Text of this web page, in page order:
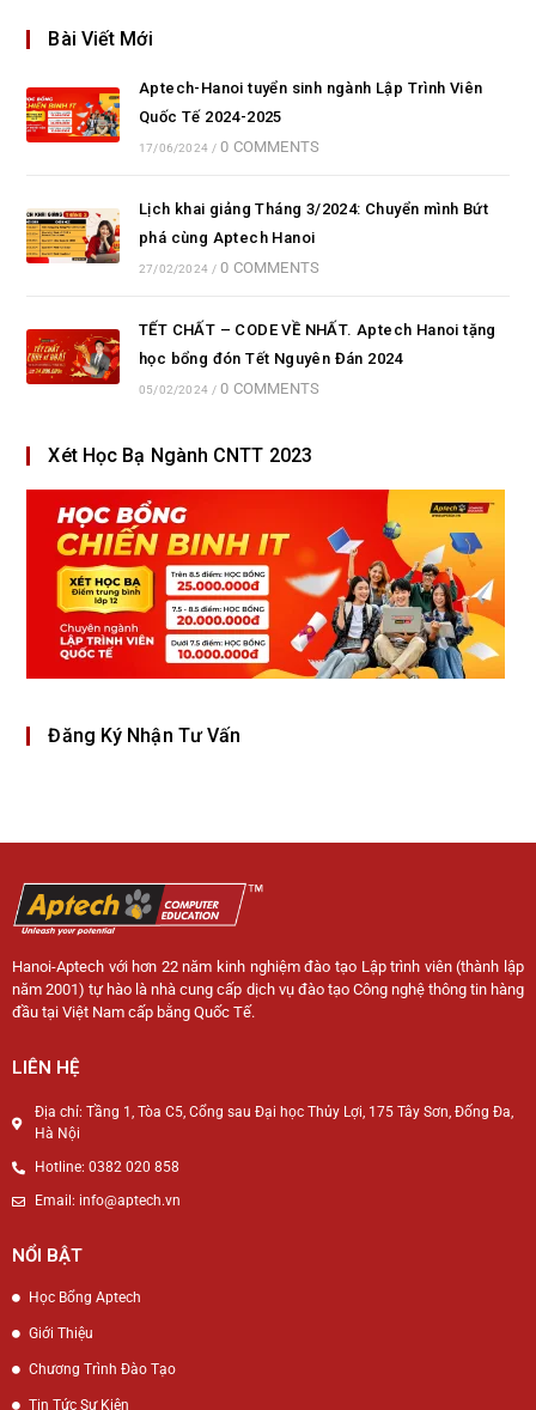
Bài Viết Mới
Aptech-Hanoi tuyển sinh ngành Lập Trình Viên
Quốc Tế 2024-2025
17/06/2024 / 0 COMMENTS
Lịch khai giảng Tháng 3/2024: Chuyển mình Bứt
phá cùng Aptech Hanoi
27/02/2024 / 0 COMMENTS
TẾT CHẤT – CODE VỀ NHẤT. Aptech Hanoi tặng
học bổng đón Tết Nguyên Đán 2024
05/02/2024 / 0 COMMENTS
Xét Học Bạ Ngành CNTT 2023
Đăng Ký Nhận Tư Vấn
Hanoi-Aptech với hơn 22 năm kinh nghiệm đào tạo Lập trình viên (thành lập
năm 2001) tự hào là nhà cung cấp dịch vụ đào tạo Công nghệ thông tin hàng
đầu tại Việt Nam cấp bằng Quốc Tế.
LIÊN HỆ
Địa chỉ: Tầng 1, Tòa C5, Cổng sau Đại học Thủy Lợi, 175 Tây Sơn, Đống Đa,
Hà Nội
Hotline: 0382 020 858
Email: info@aptech.vn
NỔI BẬT
Học Bổng Aptech
Giới Thiệu
Chương Trình Đào Tạo
Tin Tức Sự Kiện